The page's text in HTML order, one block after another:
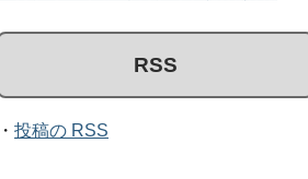
RSS
投稿の RSS